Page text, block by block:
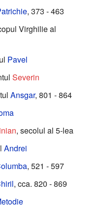
, 373 - 463
Virghilie al
Pavel
Severin
Ansgar, 801 - 864
, secolul al 5-lea
Andrei
, 521 - 597
, cca. 820 - 869